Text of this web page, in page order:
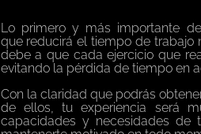
Lo primero y más importante
que reducirá el tiempo de trabajo
debe a que cada ejercicio que
evitando la pérdida de tiempo en
Con la claridad que podrás
de ellos, tu experiencia será
capacidades y necesidades de